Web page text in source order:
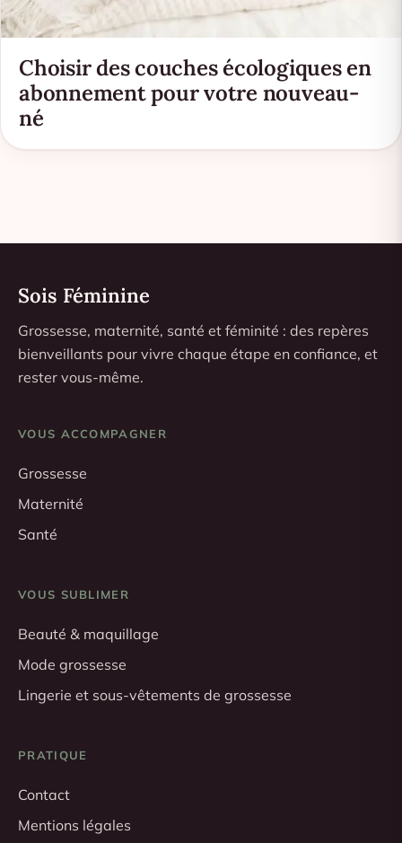
Choisir des couches écologiques en
abonnement pour votre nouveau-
né
Sois Féminine
Grossesse, maternité, santé et féminité : des repères
bienveillants pour vivre chaque étape en confiance, et
rester vous-même.
VOUS ACCOMPAGNER
Grossesse
Maternité
Santé
VOUS SUBLIMER
Beauté & maquillage
Mode grossesse
Lingerie et sous-vêtements de grossesse
PRATIQUE
Contact
Mentions légales